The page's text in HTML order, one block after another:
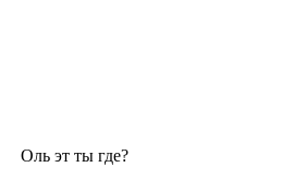
Оль эт ты где?